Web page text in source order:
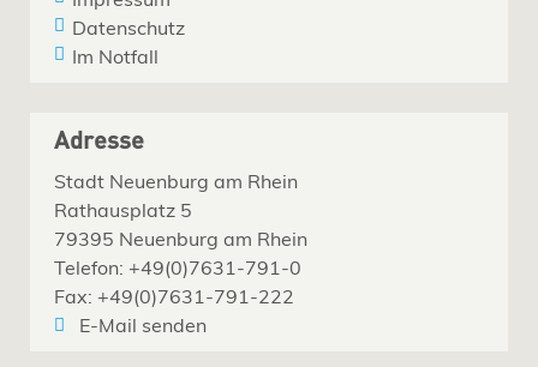
Datenschutz
Im Notfall
Adresse
Stadt Neuenburg am Rhein
Rathausplatz 5
79395 Neuenburg am Rhein
Telefon: +49(0)7631-791-0
Fax: +49(0)7631-791-222
E-Mail senden